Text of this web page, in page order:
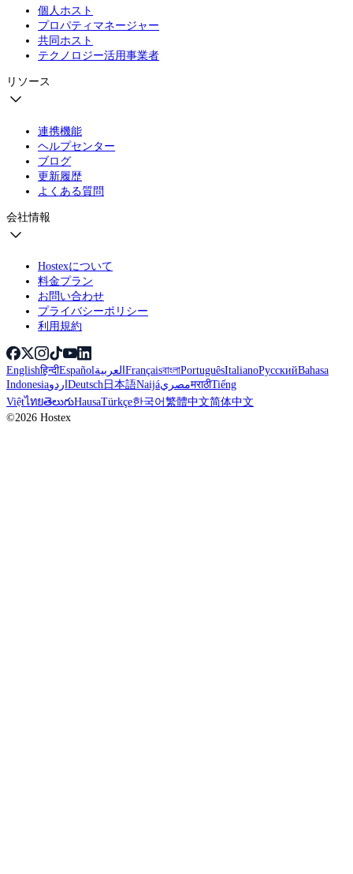
個人ホスト
プロパティマネージャー
共同ホスト
テクノロジー活用事業者
リソース
連携機能
ヘルプセンター
ブログ
更新履歴
よくある質問
会社情報
Hostexについて
料金プラン
お問い合わせ
プライバシーポリシー
利用規約
Englishहिन्दीEspañolالعربيةFrançaisবাংলাPortuguêsItalianoРусскийBahasa
IndonesiaاردوDeutsch日本語NaijáمصريमराठीTiếng
ViệtไทยతెలుగుHausaTürkçe한국어繁體中文简体中文
©2026 Hostex